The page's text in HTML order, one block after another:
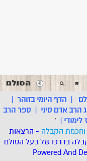
|הדף היומי בזוהר |
הרב אדם סיני |ספר הרב
לימודי |
'
וחכמת הקבלה - הרצאות
בדרכו של בעל הסולם
Powered And